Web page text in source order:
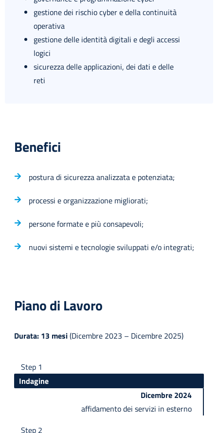
gestione dei rischio cyber e della continuità
operativa
gestione delle identità digitali e degli accessi
logici
sicurezza delle applicazioni, dei dati e delle
reti
Benefici
postura di sicurezza analizzata e potenziata;
processi e organizzazione migliorati;
persone formate e più consapevoli;
nuovi sistemi e tecnologie sviluppati e/o integrati;
Piano di Lavoro
Durata: 13 mesi(Dicembre 2023 – Dicembre 2025)
Step 1
Indagine
Dicembre 2024
affidamento dei servizi in esterno
Step 2